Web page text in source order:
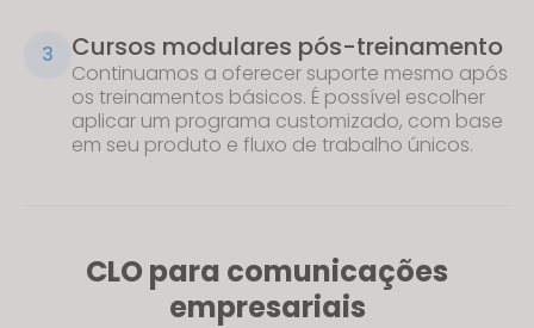
3 Cursos modulares pós-treinamento
Continuamos a oferecer suporte mesmo após
os treinamentos básicos. É possível escolher
aplicar um programa customizado, com base
em seu produto e fluxo de trabalho únicos.
CLO para comunicações
empresariais